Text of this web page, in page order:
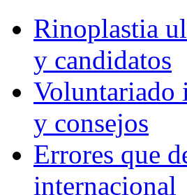
Rinoplastia
y candidatos
Voluntariado
y consejos
Errores que
internacional